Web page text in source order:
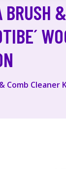
BRUSH
Comb Cleaner